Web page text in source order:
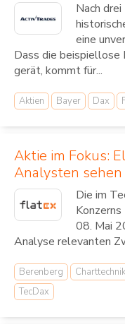
Nach
eine
Dass die beispiellose
gerät, kommt für...
Aktien Bayer Dax
Aktie im Fokus:
Analysten
Die im
08. Mai
Analyse relevanten
Berenberg Charttechnik
TecDax